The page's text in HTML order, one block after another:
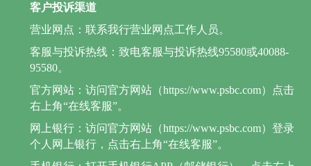
客户投诉渠道
营业网点：联系我行营业网点工作人员。
客服与投诉热线：致电客服与投诉热线95580或40088-
95580。
官方网站：访问官方网站（https://www.psbc.com）点击
右上角“在线客服”。
网上银行：访问官方网站（https://www.psbc.com）登录
个人网上银行，点击右上角“在线客服”。